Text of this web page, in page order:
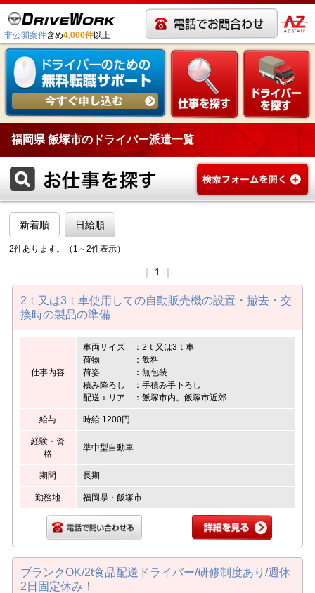
非公開案件含め4,000件以上
福岡県 飯塚市のドライバー派遣一覧
新着順 日給順
2件あります。（1～2件表示）
1
2ｔ又は3ｔ車使用しての自動販売機の設置・撤去・交
換時の製品の準備
仕事内容
車両サイズ ：2ｔ又は3ｔ車
荷物 ：飲料
荷姿 ：無包装
積み降ろし ：手積み手下ろし
配送エリア ：飯塚市内。飯塚市近郊
給与 時給 1200円
経験・資
格
準中型自動車
期間 長期
勤務地 福岡県・飯塚市
ブランクOK/2t食品配送ドライバー/研修制度あり/週休
2日固定休み！